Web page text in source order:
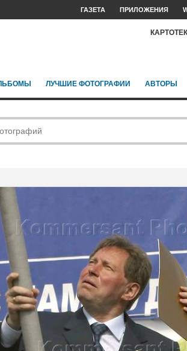
ГАЗЕТА ПРИЛОЖЕНИЯ
ЛУЧШИЕ ФОТОГРАФИИ АВТОРЫ